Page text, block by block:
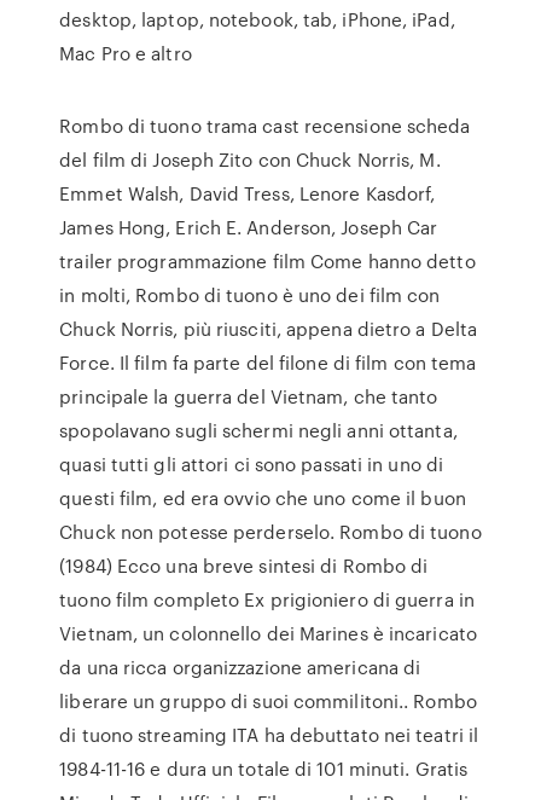
desktop, laptop, notebook, tab, iPhone, iPad,
Mac Pro e altro
Rombo di tuono trama cast recensione scheda
del film di Joseph Zito con Chuck Norris, M.
Emmet Walsh, David Tress, Lenore Kasdorf,
James Hong, Erich E. Anderson, Joseph Car
trailer programmazione film Come hanno detto
in molti, Rombo di tuono è uno dei film con
Chuck Norris, più riusciti, appena dietro a Delta
Force. Il film fa parte del filone di film con tema
principale la guerra del Vietnam, che tanto
spopolavano sugli schermi negli anni ottanta,
quasi tutti gli attori ci sono passati in uno di
questi film, ed era ovvio che uno come il buon
Chuck non potesse perderselo. Rombo di tuono
(1984) Ecco una breve sintesi di Rombo di
tuono film completo Ex prigioniero di guerra in
Vietnam, un colonnello dei Marines è incaricato
da una ricca organizzazione americana di
liberare un gruppo di suoi commilitoni.. Rombo
di tuono streaming ITA ha debuttato nei teatri il
1984-11-16 e dura un totale di 101 minuti. Gratis